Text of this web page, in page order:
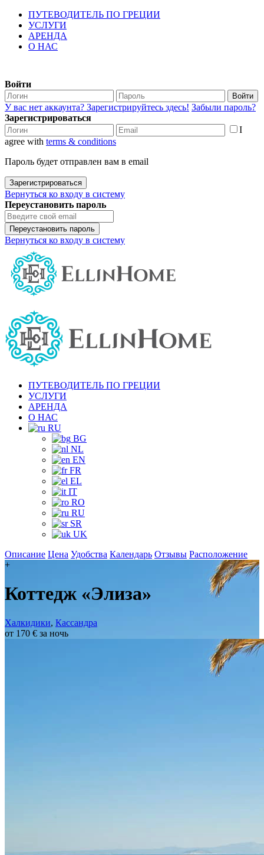
ПУТЕВОДИТЕЛЬ ПО ГРЕЦИИ
УСЛУГИ
АРЕНДА
О НАС
Войти
Войти
У вас нет аккаунта? Зарегистрируйтесь здесь! Забыли пароль?
Зарегистрироваться
I
agree with terms & conditions
Пароль будет отправлен вам в email
Зарегистрироваться
Вернуться ко входу в систему
Переустановить пароль
Переустановить пароль
Вернуться ко входу в систему
ПУТЕВОДИТЕЛЬ ПО ГРЕЦИИ
УСЛУГИ
АРЕНДА
О НАС
RU
BG
NL
EN
FR
EL
IT
RO
RU
SR
UK
Описание Цена Удобства Календарь Отзывы Расположение
+
Коттедж «Элиза»
Халкидики, Кассандра
от 170 € за ночь